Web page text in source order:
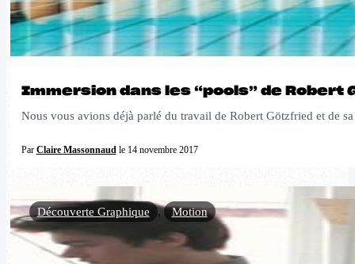
Immersion dans les “pools” de
Nous vous avions déjà parlé du travail de Robert Götzfried et de
Par Claire Massonnaudle 14 novembre 2017
Découverte Graphique , Motion